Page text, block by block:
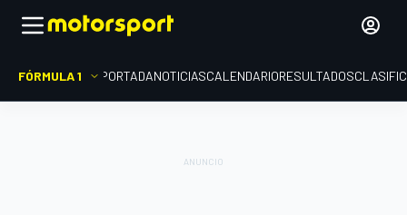
FÓRMULA 1 PORTADANOTICIASCALENDARIORESULTADOS